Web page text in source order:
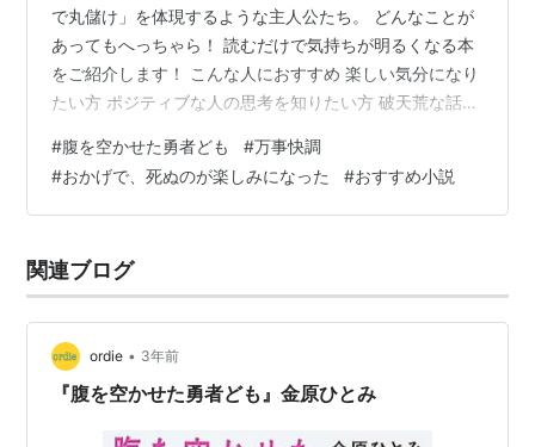
で丸儲け」を体現するような主人公たち。 どんなことが
あってもへっちゃら！ 読むだけで気持ちが明るくなる本
をご紹介します！ こんな人におすすめ 楽しい気分になり
たい方 ポジティブな人の思考を知りたい方 破天荒な話を
じ おすすめポイント 万事快調(オール・グリーンズ) (波
木銅) あらすじ おすすめポイント おかげで、死ぬのが楽
しみになった (遠未真幸) あらすじ おすすめポイント ま
じ 中学生の玲奈(れな)は、とにかく元気！ 母親は不倫…
#腹を空かせた勇者ども #万事快調
#おかげで、死ぬのが楽しみになった #おすすめ小説
関連ブログ
ordie • 3年前
『腹を空かせた勇者ども』金原ひとみ